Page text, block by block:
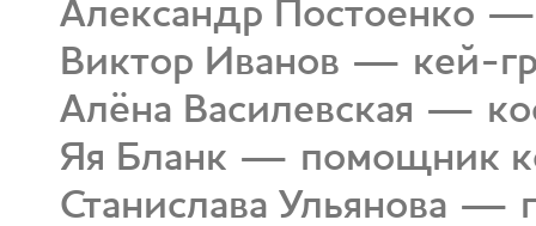
Александр Постоенко
Виктор Иванов — кей-
Алёна Василевская —
Яя Бланк — помощник
Станислава Ульянова —